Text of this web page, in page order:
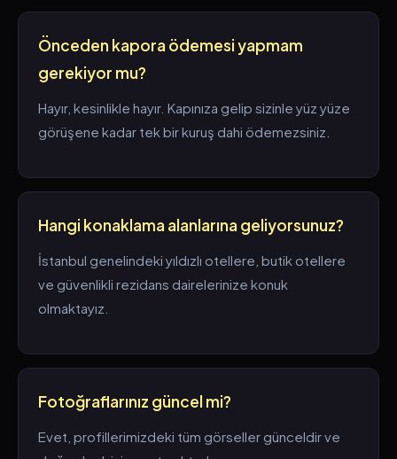
Önceden kapora ödemesi yapmam
gerekiyor mu?
Hayır, kesinlikle hayır. Kapınıza gelip sizinle yüz yüze
görüşene kadar tek bir kuruş dahi ödemezsiniz.
Hangi konaklama alanlarına geliyorsunuz?
İstanbul genelindeki yıldızlı otellere, butik otellere
ve güvenlikli rezidans dairelerinize konuk
olmaktayız.
Fotoğraflarınız güncel mi?
Evet, profillerimizdeki tüm görseller günceldir ve